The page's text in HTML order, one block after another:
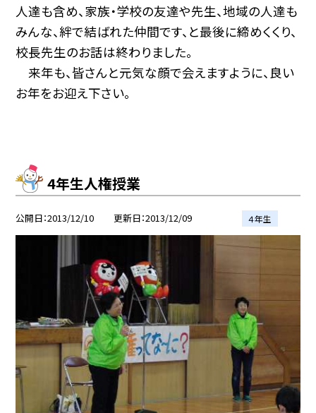
人達も含め、家族・学校の友達や先生、地域の人達も
みんな、絆で結ばれた仲間です、と最後に締めくくり、
校長先生のお話は終わりました。
来年も、皆さんと元気な顔で会えますように、良い
お年をお迎え下さい。
4年生人権授業
公開日 2013/12/10 更新日 2013/12/09 ４年生